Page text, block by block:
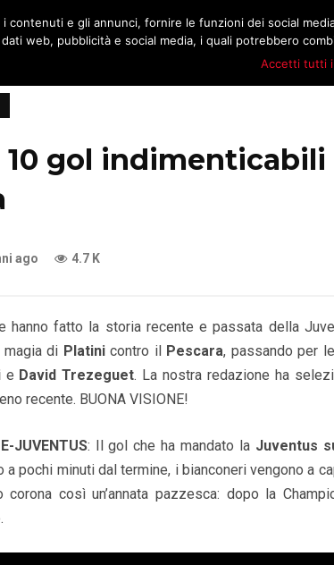
MATCH
gol indimenticabili
ago 4.7 K
hanno fatto la storia recente e passata della
magia di Platinicontro il Pescara, passando per
e David Trezeguet. La nostra redazione ha
recente. BUONA VISIONE!
JUVENTUS: Il gol che ha mandato laJuventus
a pochi minuti dal termine, i bianconeri vengono a
così un’annata pazzesca: dopo la
contenuti e gli annunci, fornire le funzioni dei social
web, pubblicità e social media, i quali potrebbero
Accetti tutti